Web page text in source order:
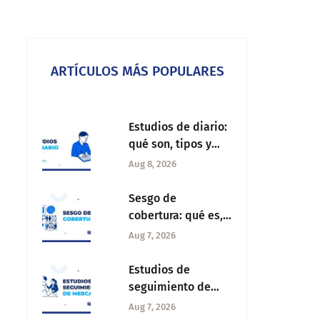
ARTÍCULOS MÁS POPULARES
Estudios de diario:
qué son, tipos y
cómo diseñarlos
Aug 8, 2026
Sesgo de
cobertura: qué es,
causas y cómo
investigación
Aug 7, 2026
Estudios de
seguimiento de
mercado: qué son,
Aug 7, 2026